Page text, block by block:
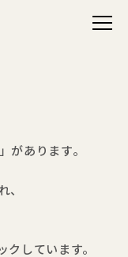
メニ
があります。
、
しています。